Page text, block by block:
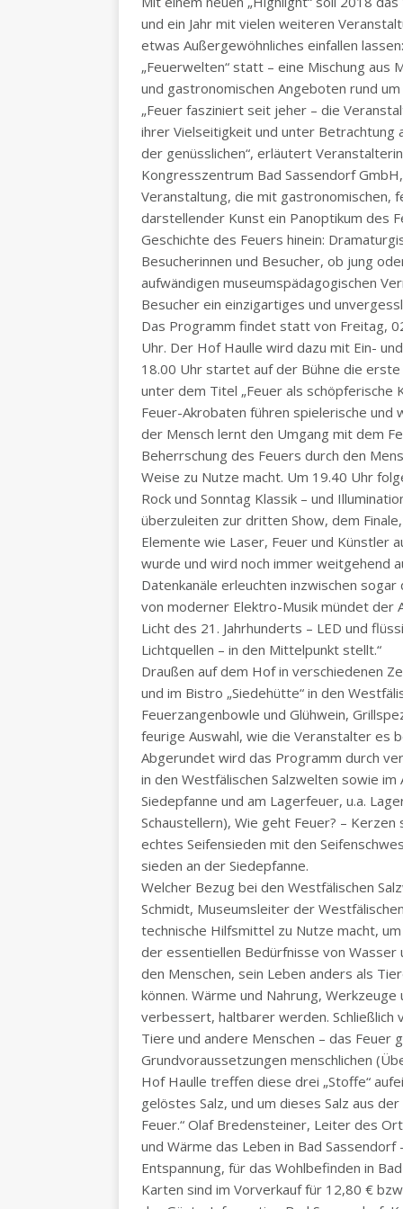
und ein Jahr mit vielen weiteren
etwas Außergewöhnliches einfallen
„Feuerwelten“ statt – eine Mischung aus
und gastronomischen Angeboten rund
„Feuer fasziniert seit jeher – die
ihrer Vielseitigkeit und unter Betrachtung
der genüsslichen“, erläutert
Kongresszentrum Bad Sassendorf
Veranstaltung, die mit gastronomischen,
darstellender Kunst ein Panoptikum des
Geschichte des Feuers hinein:
Besucherinnen und Besucher, ob jung
aufwändigen museumspädagogischen
Besucher ein einzigartiges und
Das Programm findet statt von Freitag,
Uhr. Der Hof Haulle wird dazu mit Ein-
18.00 Uhr startet auf der Bühne die erste
unter dem Titel „Feuer als schöpferische
Feuer-Akrobaten führen spielerische und
der Mensch lernt den Umgang mit dem
Beherrschung des Feuers durch den
Weise zu Nutze macht. Um 19.40 Uhr
Rock und Sonntag Klassik – und
überzuleiten zur dritten Show, dem
Elemente wie Laser, Feuer und Künstler
wurde und wird noch immer weitgehend
Datenkanäle erleuchten inzwischen
von moderner Elektro-Musik mündet der
Licht des 21. Jahrhunderts – LED und
Lichtquellen – in den Mittelpunkt stellt.“
Draußen auf dem Hof in verschiedenen
und im Bistro „Siedehütte“ in den
Feuerzangenbowle und Glühwein,
feurige Auswahl, wie die Veranstalter es
Abgerundet wird das Programm durch
in den Westfälischen Salzwelten sowie
Siedepfanne und am Lagerfeuer, u.a.
Schaustellern), Wie geht Feuer? – Kerzen
echtes Seifensieden mit den
sieden an der Siedepfanne.
Welcher Bezug bei den Westfälischen
Schmidt, Museumsleiter der
technische Hilfsmittel zu Nutze macht,
der essentiellen Bedürfnisse von Wasser
den Menschen, sein Leben anders als
können. Wärme und Nahrung,
verbessert, haltbarer werden. Schließlich
Tiere und andere Menschen – das Feuer
Grundvoraussetzungen menschlichen
Hof Haulle treffen diese drei „Stoffe“
gelöstes Salz, und um dieses Salz aus
Feuer.“ Olaf Bredensteiner, Leiter des
und Wärme das Leben in Bad
Entspannung, für das Wohlbefinden in
Karten sind im Vorverkauf für 12,80 €